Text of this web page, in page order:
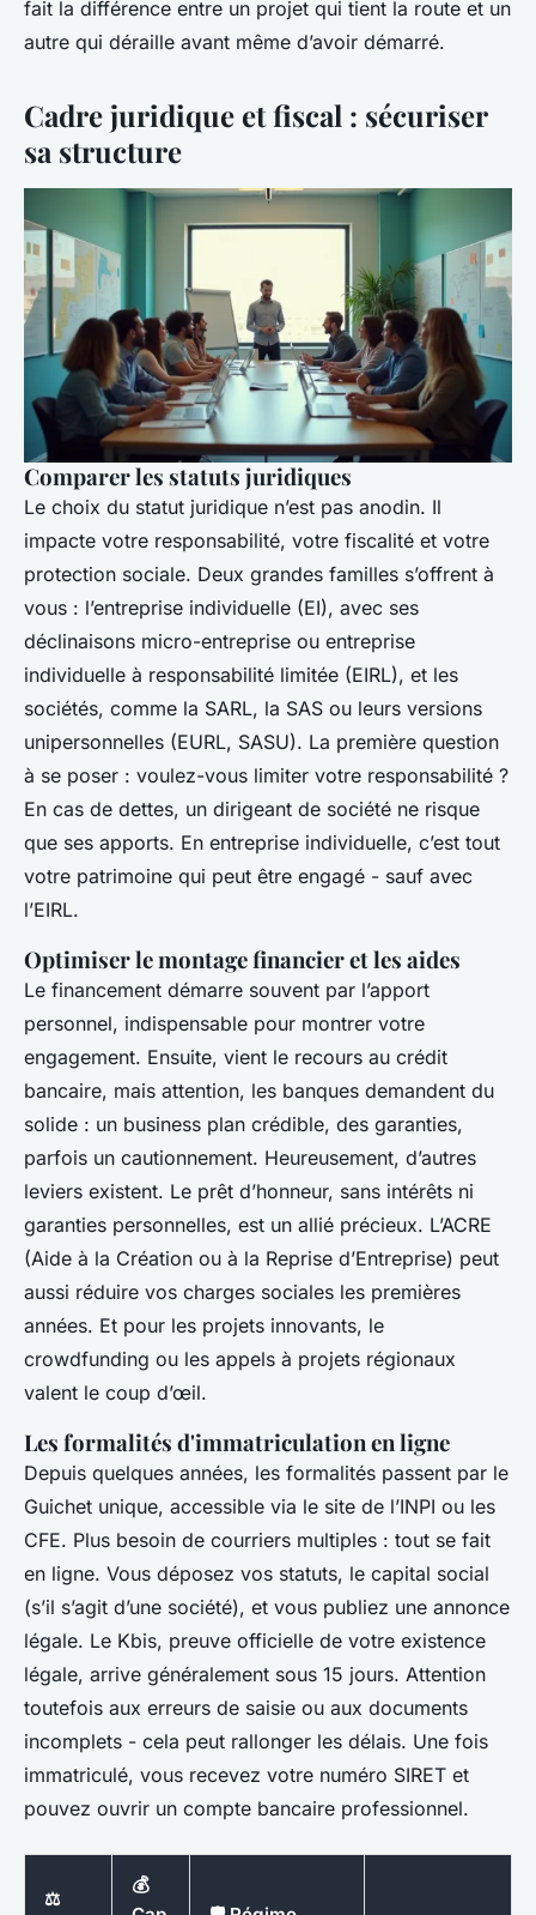
fait la différence entre un projet qui tient la route et un
autre qui déraille avant même d’avoir démarré.
Cadre juridique et fiscal : sécuriser
sa structure
Comparer les statuts juridiques
Le choix du statut juridique n’est pas anodin. Il
impacte votre responsabilité, votre fiscalité et votre
protection sociale. Deux grandes familles s’offrent à
vous : l’entreprise individuelle (EI), avec ses
déclinaisons micro-entreprise ou entreprise
individuelle à responsabilité limitée (EIRL), et les
sociétés, comme la SARL, la SAS ou leurs versions
unipersonnelles (EURL, SASU). La première question
à se poser : voulez-vous limiter votre responsabilité ?
En cas de dettes, un dirigeant de société ne risque
que ses apports. En entreprise individuelle, c’est tout
votre patrimoine qui peut être engagé - sauf avec
l’EIRL.
Optimiser le montage financier et les aides
Le financement démarre souvent par l’apport
personnel, indispensable pour montrer votre
engagement. Ensuite, vient le recours au crédit
bancaire, mais attention, les banques demandent du
solide : un business plan crédible, des garanties,
parfois un cautionnement. Heureusement, d’autres
leviers existent. Le prêt d’honneur, sans intérêts ni
garanties personnelles, est un allié précieux. L’ACRE
(Aide à la Création ou à la Reprise d’Entreprise) peut
aussi réduire vos charges sociales les premières
années. Et pour les projets innovants, le
crowdfunding ou les appels à projets régionaux
valent le coup d’œil.
Les formalités d'immatriculation en ligne
Depuis quelques années, les formalités passent par le
Guichet unique, accessible via le site de l’INPI ou les
CFE. Plus besoin de courriers multiples : tout se fait
en ligne. Vous déposez vos statuts, le capital social
(s’il s’agit d’une société), et vous publiez une annonce
légale. Le Kbis, preuve officielle de votre existence
légale, arrive généralement sous 15 jours. Attention
toutefois aux erreurs de saisie ou aux documents
incomplets - cela peut rallonger les délais. Une fois
immatriculé, vous recevez votre numéro SIRET et
pouvez ouvrir un compte bancaire professionnel.
⚖️
💰